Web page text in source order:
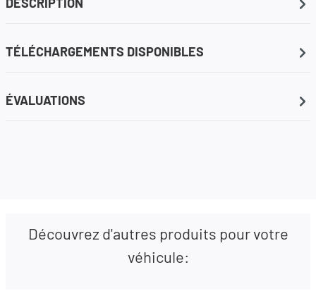
TÉLÉCHARGEMENTS DISPONIBLES
ÉVALUATIONS
Découvrez d'autres produits pour votre
véhicule: